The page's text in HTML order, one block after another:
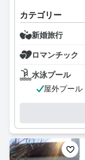
カテゴリー
新婚旅行
ロマンチック
水泳プール
屋外プール